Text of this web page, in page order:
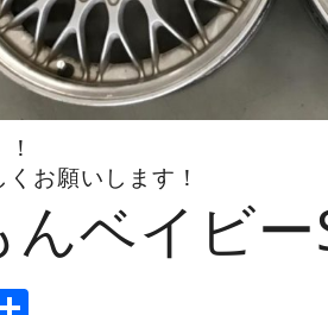
お願いします！
んベイビ